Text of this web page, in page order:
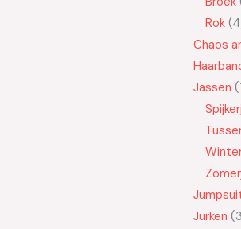
Rok 4
Chaos
Jassen
Jurken